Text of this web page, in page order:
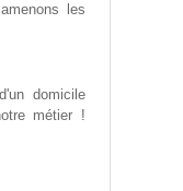
les
domicile
métier !